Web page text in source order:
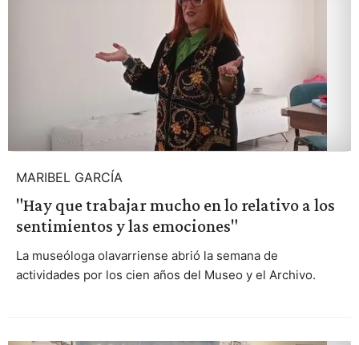
MARIBEL GARCÍA
"Hay que trabajar mucho en lo relativo a los
sentimientos y las emociones"
La museóloga olavarriense abrió la semana de
actividades por los cien años del Museo y el Archivo.